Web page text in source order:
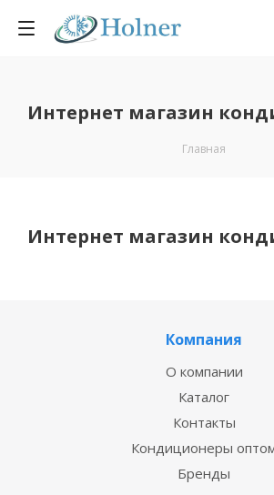
Интернет магазин
Главная
Интернет магазин
Компания
О компании
Каталог
Контакты
Кондиционеры
Бренды